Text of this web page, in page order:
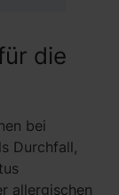
die
bei
Durchfall,
allergischen